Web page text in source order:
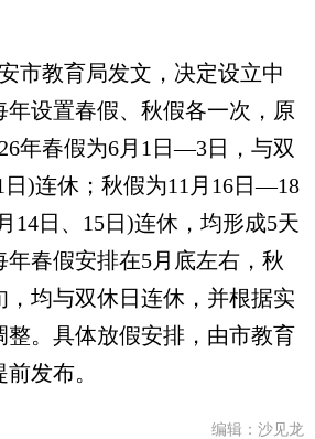
教育局发文，决定设立中
年设置春假、秋假各一次，原
年春假为6月1日—3日，与双
日)连休；秋假为11月16日—18
14日、15日)连休，均形成5天
春假安排在5月底左右，秋
，均与双休日连休，并根据实
整。具体放假安排，由市教育
发布。
编辑：沙见龙